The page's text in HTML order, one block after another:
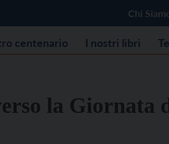
Chi
centenario I nostri libri
la Giornata